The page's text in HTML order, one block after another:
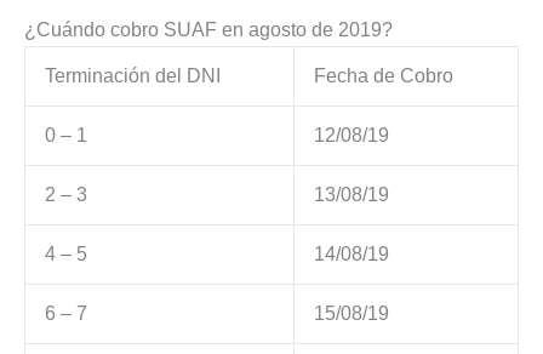
¿Cuándo cobro SUAF en agosto de 2019?
Terminación del DNI Fecha de Cobro
0 – 1 12/08/19
2 – 3 13/08/19
4 – 5 14/08/19
6 – 7 15/08/19